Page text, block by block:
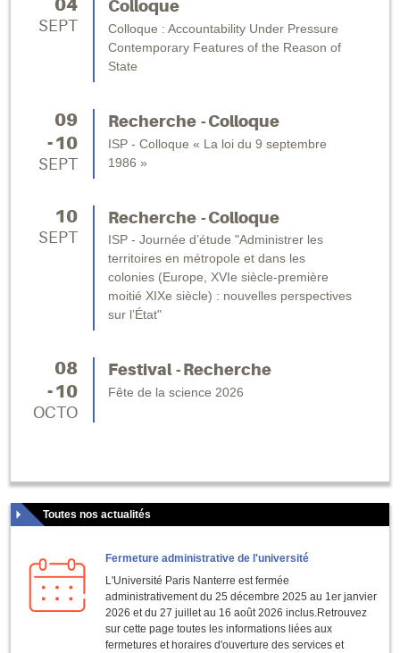
04
SEPT
Colloque
Colloque : Accountability Under Pressure
Contemporary Features of the Reason of
State
09
10
SEPT
Recherche Colloque
ISP - Colloque « La loi du 9 septembre
1986 »
10
SEPT
Recherche Colloque
ISP - Journée d’étude "Administrer les
territoires en métropole et dans les
colonies (Europe, XVIe siècle-première
moitié XIXe siècle) : nouvelles perspectives
sur l’État"
08
10
OCTO
Festival Recherche
Fête de la science 2026
Toutes nos actualités
Fermeture administrative de l'université
L'Université Paris Nanterre est fermée
administrativement du 25 décembre 2025 au 1er janvier
2026 et du 27 juillet au 16 août 2026 inclus.Retrouvez
sur cette page toutes les informations liées aux
fermetures et horaires d'ouverture des services et